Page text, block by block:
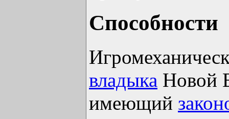
Способности
владыка Новой
имеющий